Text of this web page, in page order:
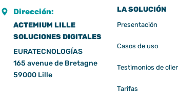
Dirección:
ACTEMIUM LILLE
SOLUCIONES DIGITALES
EURATECNOLOGÍAS
165 avenue de Bretagne
59000 Lille
LA SOLUCIÓN
Presentación
Casos de uso
Testimonios de
Tarifas